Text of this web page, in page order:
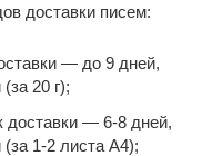
доставки писем:
— до 9 дней,
20 г);
доставки — 6-8 дней,
1-2 листа А4);